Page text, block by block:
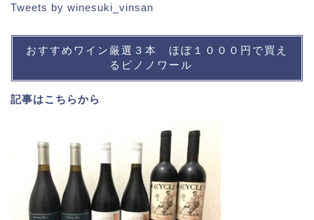
Tweets by winesuki_vinsan
おすすめワイン厳選３本 ほぼ１０００円で買え
るピノノワール
記事はこちらから